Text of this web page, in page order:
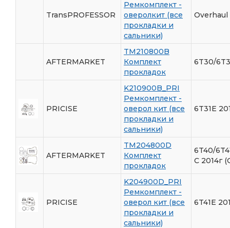
TransPROFESSOR
Ремкомплект -
оверолкит (все
прокладки и
сальники)
Overhaul
AFTERMARKET
TM210800B
Комплект
прокладок
6T30/
PRICISE
K210900B_PRI
Ремкомплект -
оверол кит (все
прокладки и
сальники)
6T31E
AFTERMARKET
TM204800D
Комплект
прокладок
6T40/
C 2014г
PRICISE
K204900D_PRI
Ремкомплект -
оверол кит (все
прокладки и
сальники)
6T41E